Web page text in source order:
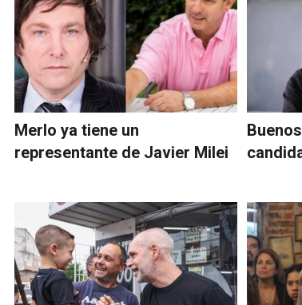
Merlo ya tiene un
representante de Javier Milei